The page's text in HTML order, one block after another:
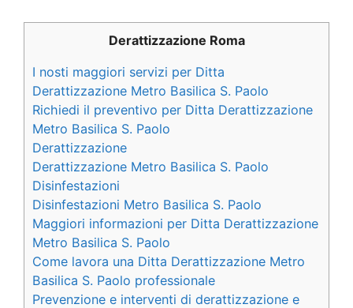
Derattizzazione Roma
I nosti maggiori servizi per Ditta
Derattizzazione Metro Basilica S. Paolo
Richiedi il preventivo per Ditta Derattizzazione
Metro Basilica S. Paolo
Derattizzazione
Derattizzazione Metro Basilica S. Paolo
Disinfestazioni
Disinfestazioni Metro Basilica S. Paolo
Maggiori informazioni per Ditta Derattizzazione
Metro Basilica S. Paolo
Come lavora una Ditta Derattizzazione Metro
Basilica S. Paolo professionale
Prevenzione e interventi di derattizzazione e